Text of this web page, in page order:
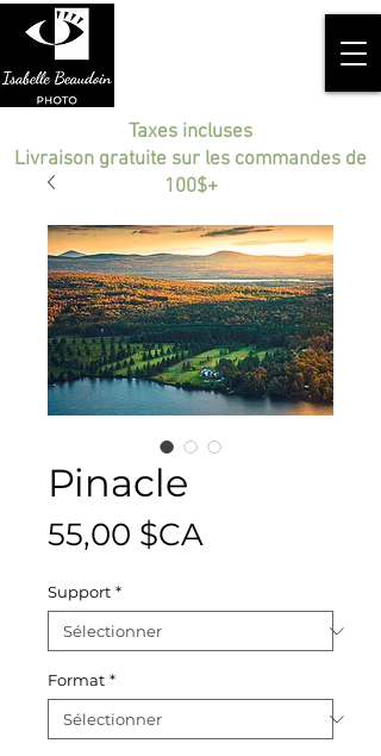
Taxes incluses
Livraison gratuite sur les commandes de
100$+
Pinacle
55,00 $CA
Support *
Format *